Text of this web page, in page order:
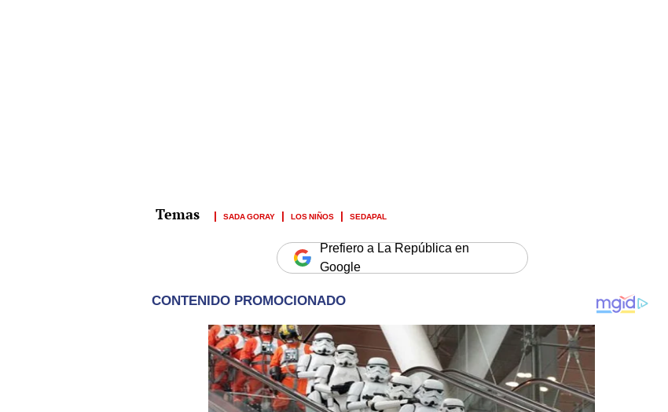
SADA GORAY LOS NIÑOS SEDAPAL
Prefiero a La República en
Google